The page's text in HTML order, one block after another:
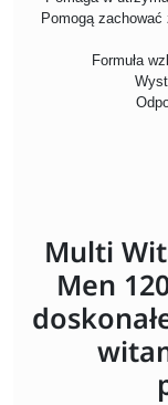
Pomogą zachować
Formuła
Multi
Men